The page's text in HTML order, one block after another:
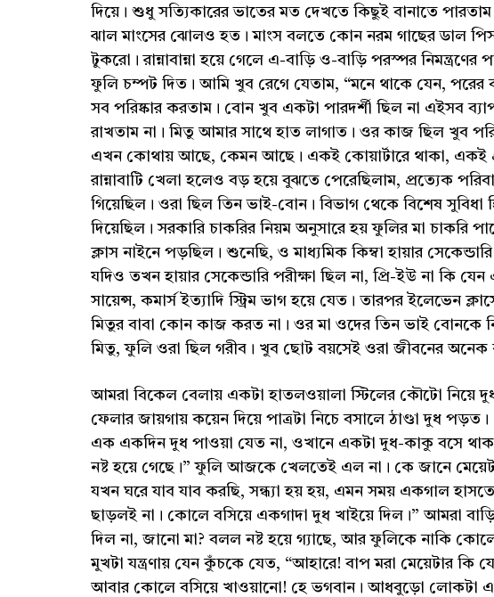
দিয়ে। শুধু সত্যিকারের ভাতের মত দেখতে কিছুই বানাতে
ঝাল মাংসের ঝোলও হত। মাংস বলতে কোন নরম গাছের ডাল
টুকরো। রান্নাবান্না হয়ে গেলে এ-বাড়ি ও-বাড়ি পরস্পর
ফুলি চম্পট দিত। আমি খুব রেগে যেতাম, “মনে থাকে যেন,
সব পরিষ্কার করতাম। বোন খুব একটা পারদর্শী ছিল না এইসব
রাখতাম না। মিতু আমার সাথে হাত লাগাত। ওর কাজ ছিল খুব
এখন কোথায় আছে, কেমন আছে। একই কোয়ার্টারে থাকা, একই
রান্নাবাটি খেলা হলেও বড় হয়ে বুঝতে পেরেছিলাম, প্রত্যেক
গিয়েছিল। ওরা ছিল তিন ভাই-বোন। বিভাগ থেকে বিশেষ সুবিধা
দিয়েছিল। সরকারি চাকরির নিয়ম অনুসারে হয় ফুলির মা চাকরি
ক্লাস নাইনে পড়ছিল। শুনেছি, ও মাধ্যমিক কিম্বা হায়ার
যদিও তখন হায়ার সেকেন্ডারি পরীক্ষা ছিল না, প্রি-ইউ না কি
সায়েন্স, কমার্স ইত্যাদি স্ট্রিম ভাগ হয়ে যেত। তারপর ইলেভেন
মিতুর বাবা কোন কাজ করত না। ওর মা ওদের তিন ভাই বোনকে
মিতু, ফুলি ওরা ছিল গরীব। খুব ছোট বয়সেই ওরা জীবনের
আমরা বিকেল বেলায় একটা হাতলওয়ালা স্টিলের কৌটো নিয়ে
ফেলার জায়গায় কয়েন দিয়ে পাত্রটা নিচে বসালে ঠাণ্ডা দুধ
এক একদিন দুধ পাওয়া যেত না, ওখানে একটা দুধ-কাকু বসে
নষ্ট হয়ে গেছে।” ফুলি আজকে খেলতেই এল না। কে জানে
যখন ঘরে যাব যাব করছি, সন্ধ্যা হয় হয়, এমন সময় একগাল
ছাড়লই না। কোলে বসিয়ে একগাদা দুধ খাইয়ে দিল।” আমরা
দিল না, জানো মা? বলল নষ্ট হয়ে গ্যাছে, আর ফুলিকে নাকি
মুখটা যন্ত্রণায় যেন কুঁচকে যেত, “আহারে! বাপ মরা মেয়েটার
আবার কোলে বসিয়ে খাওয়ানো! হে ভগবান। আধবুড়ো লোকটা